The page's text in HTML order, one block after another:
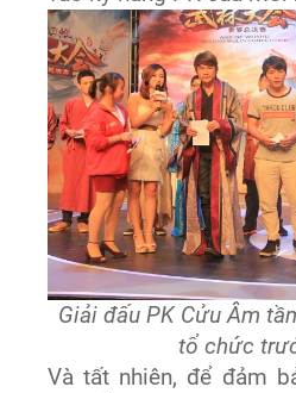
Giải đấu PK Cửu Âm
tổ chức
Và tất nhiên, để đảm